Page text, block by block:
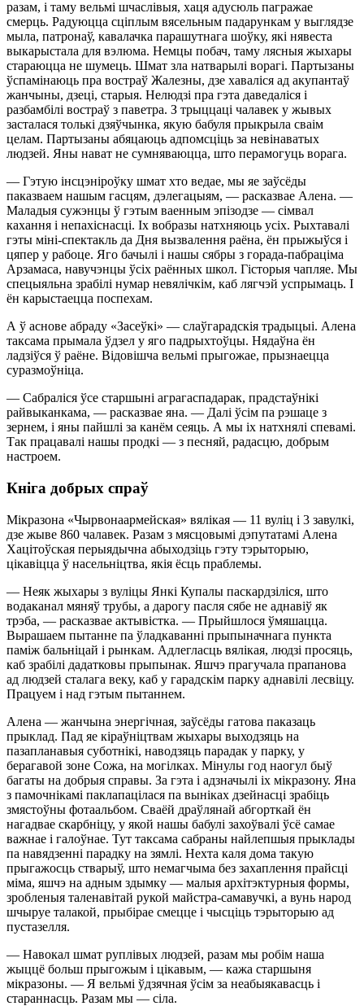
разам, і таму вельмі шчаслівыя, хаця адусюль пагражае
смерць. Радуюцца сціплым вясельным падарункам у выглядзе
мыла, патронаў, кавалачка парашутнага шоўку, які нявеста
выкарыстала для вэлюма. Немцы побач, таму лясныя жыхары
стараюцца не шумець. Шмат зла натварылі ворагі. Партызаны
ўспамінаюць пра востраў Жалезны, дзе хаваліся ад акупантаў
жанчыны, дзеці, старыя. Нелюдзі пра гэта даведаліся і
разбамбілі востраў з паветра. З трыццаці чалавек у жывых
засталася толькі дзяўчынка, якую бабуля прыкрыла сваім
целам. Партызаны абяцаюць адпомсціць за невінаватых
людзей. Яны нават не сумняваюцца, што перамогуць ворага.
— Гэтую інсцэніроўку шмат хто ведае, мы яе заўсёды
паказваем нашым гасцям, дэлегацыям, — расказвае Алена. —
Маладыя сужэнцы ў гэтым ваенным эпізодзе — сімвал
кахання і непахіснасці. Іх вобразы натхняюць усіх. Рыхтавалі
гэты міні-спектакль да Дня вызвалення раёна, ён прыжыўся і
цяпер у рабоце. Яго бачылі і нашы сябры з горада-пабраціма
Арзамаса, навучэнцы ўсіх раённых школ. Гісторыя чапляе. Мы
спецыяльна зрабілі нумар невялічкім, каб лягчэй успрымаць. І
ён карыстаецца поспехам.
А ў аснове абраду «Засеўкі» — слаўгарадскія традыцыі. Алена
таксама прымала ўдзел у яго падрыхтоўцы. Нядаўна ён
ладзіўся ў раёне. Відовішча вельмі прыгожае, прызнаецца
суразмоўніца.
— Сабраліся ўсе старшыні аграгаспадарак, прадстаўнікі
райвыканкама, — расказвае яна. — Далі ўсім па рэшаце з
зернем, і яны пайшлі за канём сеяць. А мы іх натхнялі спевамі.
Так працавалі нашы продкі — з песняй, радасцю, добрым
настроем.
Кніга добрых спраў
Мікразона «Чырвонаармейская» вялікая — 11 вуліц і 3 завулкі,
дзе жыве 860 чалавек. Разам з мясцовымі дэпутатамі Алена
Хацітоўская перыядычна абыходзіць гэту тэрыторыю,
цікавіцца ў насельніцтва, якія ёсць праблемы.
— Неяк жыхары з вуліцы Янкі Купалы паскардзіліся, што
водаканал мяняў трубы, а дарогу пасля сябе не аднавіў як
трэба, — расказвае актывістка. — Прыйшлося ўмяшацца.
Вырашаем пытанне па ўладкаванні прыпыначнага пункта
паміж бальніцай і рынкам. Адлегласць вялікая, людзі просяць,
каб зрабілі дадатковы прыпынак. Яшчэ прагучала прапанова
ад людзей сталага веку, каб у гарадскім парку аднавілі лесвіцу.
Працуем і над гэтым пытаннем.
Алена — жанчына энергічная, заўсёды гатова паказаць
прыклад. Пад яе кіраўніцтвам жыхары выходзяць на
пазапланавыя суботнікі, наводзяць парадак у парку, у
берагавой зоне Сожа, на могілках. Мінулы год наогул быў
багаты на добрыя справы. За гэта і адзначылі іх мікразону. Яна
з памочнікамі паклапацілася па выніках дзейнасці зрабіць
змястоўны фотаальбом. Сваёй драўлянай абгорткай ён
нагадвае скарбніцу, у якой нашы бабулі захоўвалі ўсё самае
важнае і галоўнае. Тут таксама сабраны найлепшыя прыклады
па навядзенні парадку на зямлі. Нехта каля дома такую
прыгажосць стварыў, што немагчыма без захаплення прайсці
міма, яшчэ на адным здымку — малыя архітэктурныя формы,
зробленыя таленавітай рукой майстра-самавучкі, а вунь народ
шчыруе талакой, прыбірае смецце і чысціць тэрыторыю ад
пустазелля.
— Навокал шмат руплівых людзей, разам мы робім наша
жыццё больш прыгожым і цікавым, — кажа старшыня
мікразоны. — Я вельмі ўдзячная ўсім за неабыякавасць і
стараннасць. Разам мы — сіла.